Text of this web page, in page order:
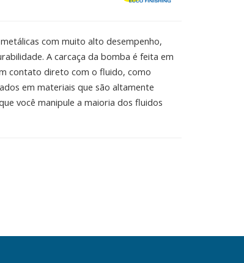
com muito alto desempenho,
A carcaça da bomba é feita em
contato direto com o fluido, como
em materiais que são altamente
você manipule a maioria dos fluidos